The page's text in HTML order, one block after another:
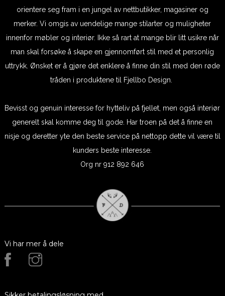
orientere seg fram i en jungel av nettbutikker, magasiner og
merker. Vi omgis av uendelige mange stilarter og muligheter
innenfor møbler og interiør. Ikke så rart at mange blir litt usikre når
man skal forsøke å skape en gjennomført stil med et personlig
uttrykk. Ønsket er å gjøre det enklere å finne din stil med den røde
tråden i produktene til Fjellbo Design.
Bevisst og genuin interesse for hytteliv på fjellet, men også interiør
generelt skal komme deg til gode. Har troen på det å finne en
nisje og deretter yte den beste service på nettopp dette vil være til
kunders beste interesse.
Org nr 912 892 646
Vi har mer å dele